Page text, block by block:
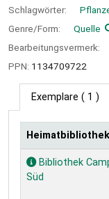
Schlagwörter:
Genre/Form:
Quelle
Bearbeitungsvermerk:
PPN: 1134709722
Exemplare ( 1 )
Exemplare
Heimatbibliothek
Bibliothek
Süd